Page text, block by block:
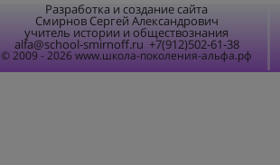
Разработка и создание сайта
Смирнов Сергей Александрович
учитель истории и обществознания
alfa@school-smirnoff.ru +7(912)502-61-38
© 2009 - 2026 www.школа-поколения-альфа.рф